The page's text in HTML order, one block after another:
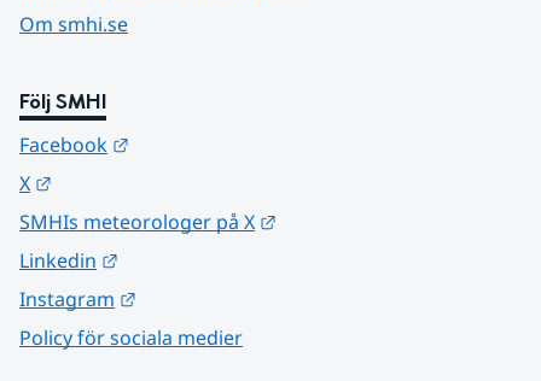
Om smhi.se
Följ SMHI
Facebook
X
SMHIs meteorologer på X
Linkedin
Instagram
Policy för sociala medier